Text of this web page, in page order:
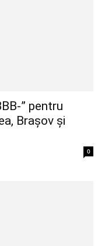
” pentru
Brașov și
0